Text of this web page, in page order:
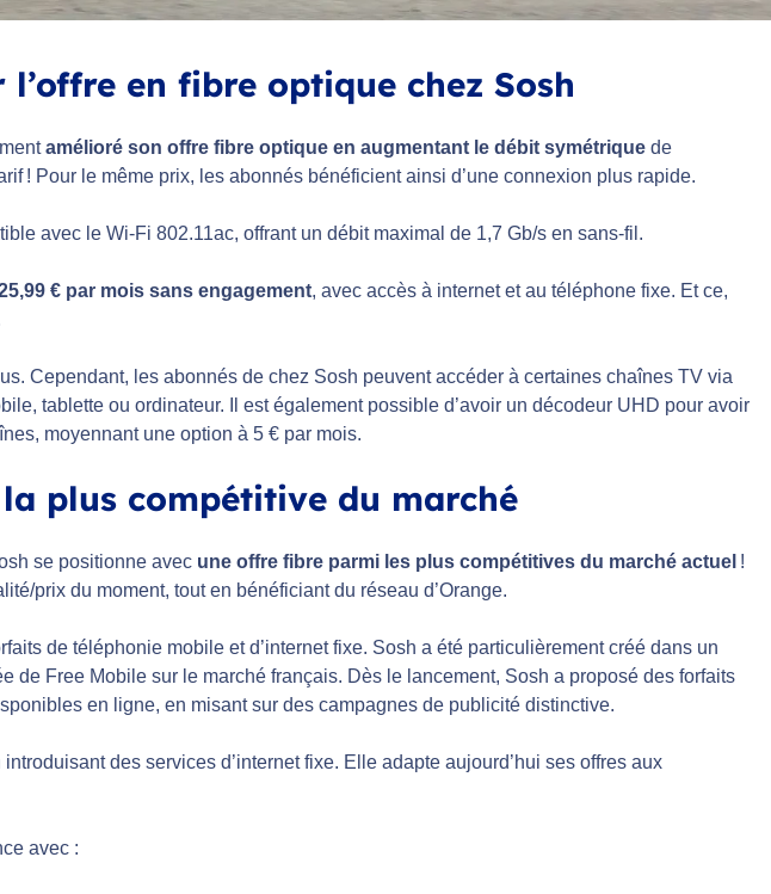
en fibre optique chez Sosh
amélioré son offre fibre optique en augmentant le débit symétrique de
! Pour le même prix, les abonnés bénéficient ainsi d’une connexion plus rapide.
avec le Wi-Fi 802.11ac, offrant un débit maximal de 1,7 Gb/s en sans-fil.
€ par mois sans engagement, avec accès à internet et au téléphone fixe. Et ce,
Cependant, les abonnés de chez Sosh peuvent accéder à certaines chaînes TV via
tablette ou ordinateur. Il est également possible d’avoir un décodeur UHD pour avoir
moyennant une option à 5 € par mois.
plus compétitive du marché
se positionne avec une offre fibre parmi les plus compétitives du marché actuel !
prix du moment, tout en bénéficiant du réseau d’Orange.
de téléphonie mobile et d’internet fixe. Sosh a été particulièrement créé dans un
de Free Mobile sur le marché français. Dès le lancement, Sosh a proposé des forfaits
en ligne, en misant sur des campagnes de publicité distinctive.
des services d’internet fixe. Elle adapte aujourd’hui ses offres aux
avec :